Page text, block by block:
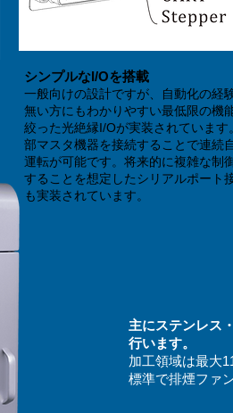
シンプルなI/Oを搭載
一般向けの設計ですが、自動化の経
無い方にもわかりやすい最低限の機
絞った光絶縁I/Oが実装されています
部マスタ機器を接続することで連続
運転が可能です。将来的に複雑な制
するこ とを想定したシリアルポート
も実装されています。
主にステンレス
行います。
加工領域は最大
標準で排煙ファ